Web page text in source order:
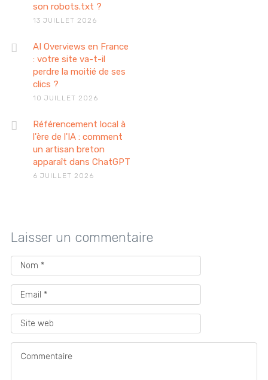
son robots.txt ?
13 JUILLET 2026
AI Overviews en France
: votre site va-t-il
perdre la moitié de ses
clics ?
10 JUILLET 2026
Référencement local à
l'ère de l'IA : comment
un artisan breton
apparaît dans ChatGPT
6 JUILLET 2026
Laisser un commentaire